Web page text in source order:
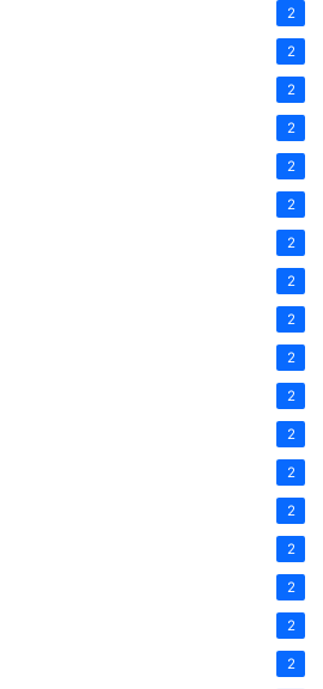
2
2
2
2
2
2
2
2
2
2
2
2
2
2
2
2
2
2